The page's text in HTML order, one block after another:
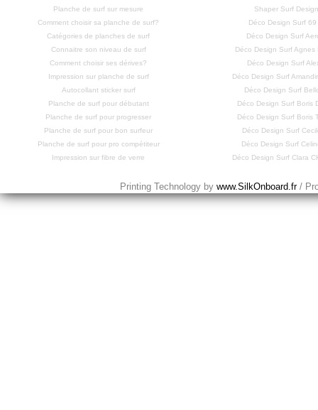
Planche de surf sur mesure
Comment choisir sa planche de surf?
Catégories de planches de surf
Connaitre son niveau de surf
Comment choisir ses dérives?
Impression sur planche de surf
Autocollant sticker surf
Planche de surf pour débutant
Planche de surf pour progresser
Planche de surf pour bon surfeur
Planche de surf pour pro compétiteur
Impression sur fibre de verre
Shaper Surf
Déco Design Surf 69
Déco Design Surf
Déco Design Surf Agnes
Déco Design Surf
Déco Design Surf
Déco Design Surf
Déco Design Surf Boris
Déco Design Surf Boris
Déco Design Surf
Déco Design Surf
Déco Design Surf Clara
Printing Technology bywww.SilkOnboard.fr /